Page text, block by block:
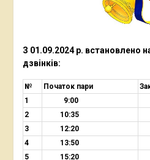
З 01.09.2024 р. встановлено
дзвінків:
№ Початок пари
1
9:00
2
10:35
3
12:20
4
13:50
5
15:20